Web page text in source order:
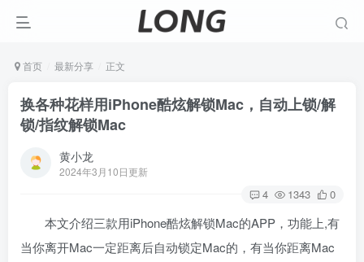
首页 最新分享 正文
换各种花样用iPhone酷炫解锁Mac，自动上锁/解
锁/指纹解锁Mac
黄小龙
2024年3月10日更新
4 1343 0
本文介绍三款用iPhone酷炫解锁Mac的APP，功能上,有
当你离开Mac一定距离后自动锁定Mac的，有当你距离Mac